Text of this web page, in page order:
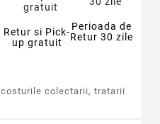
Retur si Pick-
up gratuit
Perioada de
Retur 30 zile
colectarii, tratarii